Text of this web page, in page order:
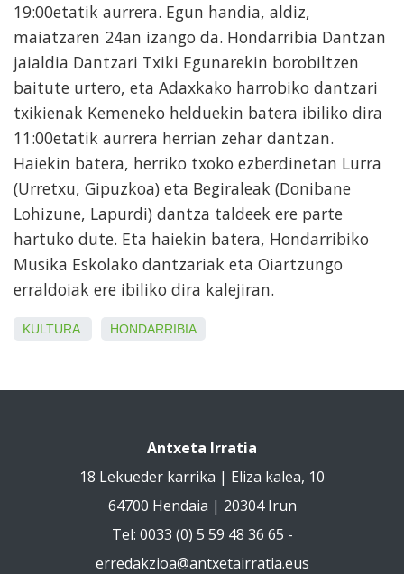
19:00etatik aurrera. Egun handia, aldiz,
maiatzaren 24an izango da. Hondarribia Dantzan
jaialdia Dantzari Txiki Egunarekin borobiltzen
baitute urtero, eta Adaxkako harrobiko dantzari
txikienak Kemeneko helduekin batera ibiliko dira
11:00etatik aurrera herrian zehar dantzan.
Haiekin batera, herriko txoko ezberdinetan Lurra
(Urretxu, Gipuzkoa) eta Begiraleak (Donibane
Lohizune, Lapurdi) dantza taldeek ere parte
hartuko dute. Eta haiekin batera, Hondarribiko
Musika Eskolako dantzariak eta Oiartzungo
erraldoiak ere ibiliko dira kalejiran.
KULTURA HONDARRIBIA
Antxeta Irratia
18 Lekueder karrika | Eliza kalea, 10
64700 Hendaia | 20304 Irun
Tel: 0033 (0) 5 59 48 36 65 -
erredakzioa@antxetairratia.eus